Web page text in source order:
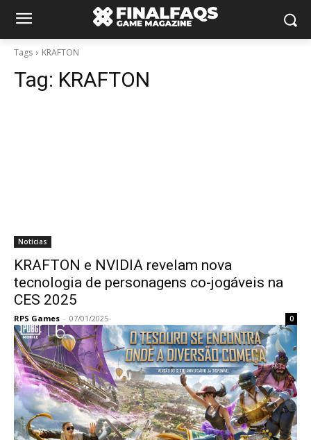
Tags KRAFTON
Tag: KRAFTON
Notícias
KRAFTON e NVIDIA revelam nova
tecnologia de personagens co-jogáveis na
CES 2025
RPS Games - 07/01/2025 0